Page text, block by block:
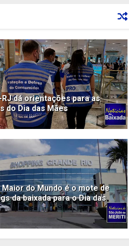
dá orientações para as
do Dia das Mães
Maior do Mundo é o mote de
da baixada para o Dia das